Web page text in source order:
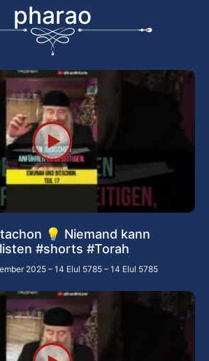
pharao
💡 Niemand kann
#shorts #Torah
2025 – 14 Elul 5785 – 14 Elul 5785